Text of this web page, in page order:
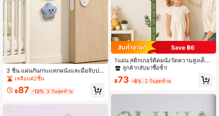
3 ชิ้น แผ่นกันกระแทกผนังและมือจับปร
ะตู ลายเมฆ ดาว และหัวใจ น่ารัก - ตก
แต่งผนังห้องเด็ก ห้องนอนเด็ก อุปกรณ์เ
ด็ก ของใช้เด็ก ตกแต่งห้อง
เหลือแค่2ชิ้น
฿87 -12% 3 วันสุดท้าย
Save ฿6
1แผ่น สติกเกอร์ติดผนังวัดความสูงเด็กด
อกเดซี่สดใส แบบกาวในตัว, สติกเกอร์วั
ศาสตร์ แบบกาวในตัว, ตกแต่งห้องเด็ก
ลูกค้ากลับมาซื้อซ้ำ!
฿73 -8% 2 วันสุดท้าย